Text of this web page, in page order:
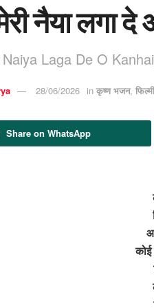
नैया लगा
Laga De O
28/06/2026 in कृष्ण भजन,
Share on WhatsApp